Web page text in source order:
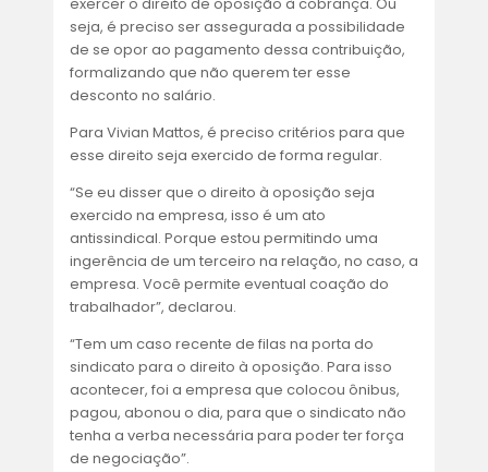
seja, é preciso ser assegurada a possibilidade
de se opor ao pagamento dessa contribuição,
formalizando que não querem ter esse
desconto no salário.
Para Vivian Mattos, é preciso critérios para que
esse direito seja exercido de forma regular.
“Se eu disser que o direito à oposição seja
exercido na empresa, isso é um ato
antissindical. Porque estou permitindo uma
ingerência de um terceiro na relação, no caso, a
empresa. Você permite eventual coação do
trabalhador”, declarou.
“Tem um caso recente de filas na porta do
sindicato para o direito à oposição. Para isso
acontecer, foi a empresa que colocou ônibus,
pagou, abonou o dia, para que o sindicato não
tenha a verba necessária para poder ter força
de negociação”.